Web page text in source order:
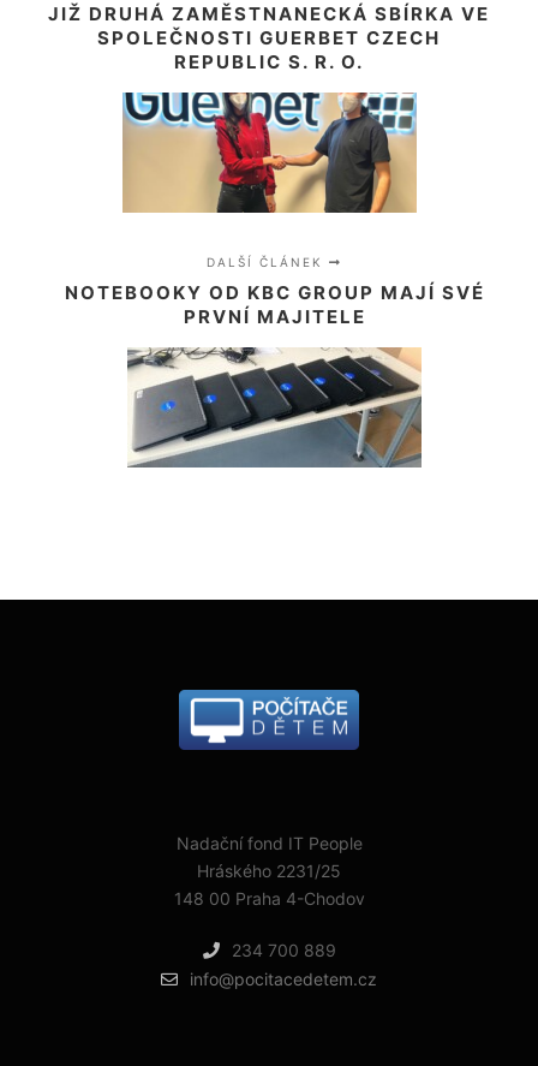
JIŽ DRUHÁ ZAMĚSTNANECKÁ SBÍRKA VE
SPOLEČNOSTI GUERBET CZECH
REPUBLIC S. R. O.
DALŠÍ ČLÁNEK
NOTEBOOKY OD KBC GROUP MAJÍ SVÉ
PRVNÍ MAJITELE
Nadační fond IT People
Hráského 2231/25
148 00 Praha 4-Chodov
234 700 889
info@pocitacedetem.cz